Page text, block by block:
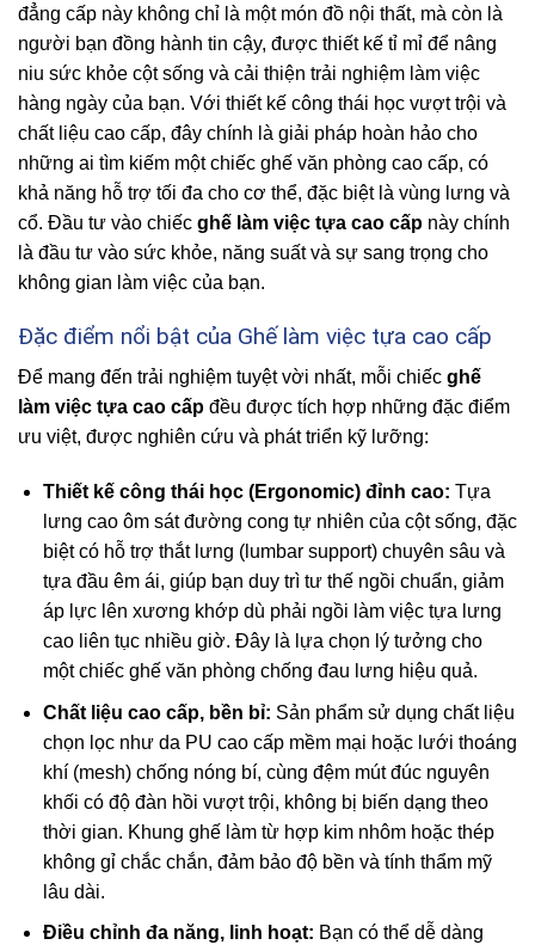
đẳng cấp này không chỉ là một món đồ nội thất, mà còn là
người bạn đồng hành tin cậy, được thiết kế tỉ mỉ để nâng
niu sức khỏe cột sống và cải thiện trải nghiệm làm việc
hàng ngày của bạn. Với thiết kế công thái học vượt trội và
chất liệu cao cấp, đây chính là giải pháp hoàn hảo cho
những ai tìm kiếm một chiếc ghế văn phòng cao cấp, có
khả năng hỗ trợ tối đa cho cơ thể, đặc biệt là vùng lưng và
cổ. Đầu tư vào chiếc ghế làm việc tựa cao cấp này chính
là đầu tư vào sức khỏe, năng suất và sự sang trọng cho
không gian làm việc của bạn.
Đặc điểm nổi bật của Ghế làm việc tựa cao cấp
Để mang đến trải nghiệm tuyệt vời nhất, mỗi chiếc ghế
làm việc tựa cao cấp đều được tích hợp những đặc điểm
ưu việt, được nghiên cứu và phát triển kỹ lưỡng:
Thiết kế công thái học (Ergonomic) đỉnh cao: Tựa
lưng cao ôm sát đường cong tự nhiên của cột sống, đặc
biệt có hỗ trợ thắt lưng (lumbar support) chuyên sâu và
tựa đầu êm ái, giúp bạn duy trì tư thế ngồi chuẩn, giảm
áp lực lên xương khớp dù phải ngồi làm việc tựa lưng
cao liên tục nhiều giờ. Đây là lựa chọn lý tưởng cho
một chiếc ghế văn phòng chống đau lưng hiệu quả.
Chất liệu cao cấp, bền bỉ: Sản phẩm sử dụng chất liệu
chọn lọc như da PU cao cấp mềm mại hoặc lưới thoáng
khí (mesh) chống nóng bí, cùng đệm mút đúc nguyên
khối có độ đàn hồi vượt trội, không bị biến dạng theo
thời gian. Khung ghế làm từ hợp kim nhôm hoặc thép
không gỉ chắc chắn, đảm bảo độ bền và tính thẩm mỹ
lâu dài.
Điều chỉnh đa năng, linh hoạt: Bạn có thể dễ dàng